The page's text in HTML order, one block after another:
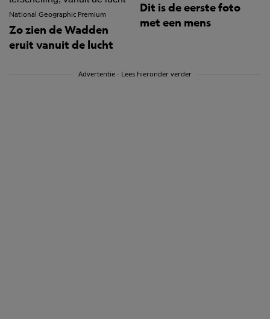
National Geographic Premium
Zo zien de Wadden
eruit vanuit de lucht
Dit is de eerste foto
met een mens
Advertentie - Lees hieronder verder